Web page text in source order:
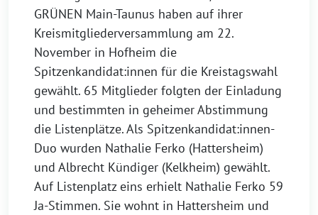
GRÜNEN Main-Taunus haben auf ihrer
Kreismitgliederversammlung am 22.
November in Hofheim die
Spitzenkandidat:innen für die Kreistagswahl
gewählt. 65 Mitglieder folgten der Einladung
und bestimmten in geheimer Abstimmung
die Listenplätze. Als Spitzenkandidat:innen-
Duo wurden Nathalie Ferko (Hattersheim)
und Albrecht Kündiger (Kelkheim) gewählt.
Auf Listenplatz eins erhielt Nathalie Ferko 59
Ja-Stimmen. Sie wohnt in Hattersheim und